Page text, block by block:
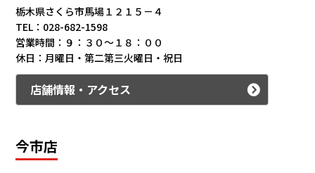
栃木県さくら市馬場１２１５－４
TEL：028-682-1598
営業時間：９：３０～１８：００
休日：月曜日・第二第三火曜日・祝日
店舗情報・アクセス
今市店